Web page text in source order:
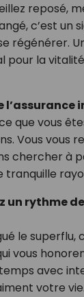
reposé,
c’est un
régénérer.
pour la
l’assurance
que vous
Vous vous
chercher à
un rythme
le superflu,
vous
avec
votre vie.